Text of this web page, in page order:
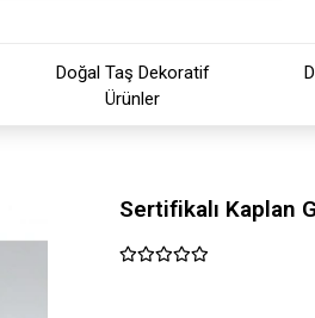
Doğal Taş Dekoratif
Ürünler
Sertifikalı Kaplan